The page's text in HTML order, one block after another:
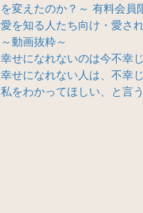
を変えたのか？～ 有料会員
愛を知る人たち向け・愛さ
～動画抜粋～
幸せになれないのは今不幸
幸せになれない人は、不幸
私をわかってほしい、と言